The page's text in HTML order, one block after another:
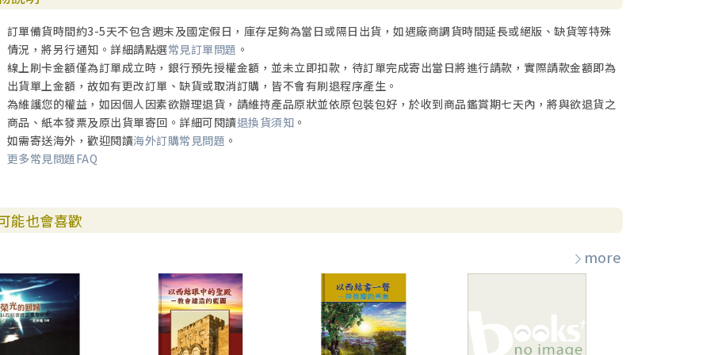
十八章 敬拜的要素（四十六1〜24） 177
拜是信徒聚集在一起，卻不單是一種儀式。人們聚集在一起的原因，是要彰顯神的大能。若神的能力未能彰顯，敬拜就仍
完全。耶和華喜悅的，是我們全心全意的敬拜。
十九章 新的開始：神帶領的社會（四十七13〜四十八35） 187
神的子民因祂的名聚集，他們就能得著「耶和華所在」的榮耀。這榮耀是一種屬靈生命的流露，而非虛假的人為表現。這
至不是一幢新奇的建築物，而只是一群人為著正確的目標一同努力，一同彰顯神的能力。
訂單備貨時間約3-5天不包含週末及國定假日，庫存足夠為當日或隔日出貨，如遇廠商調貨時間延長或絕版、缺貨等特殊
情況，將另行通知。詳細請點選常見訂單問題 。
線上刷卡金額僅為訂單成立時，銀行預先授權金額，並未立即扣款，待訂單完成寄出當日將進行請款，實際請款金額即為
出貨單上金額，故如有更改訂單、缺貨或取消訂購，皆不會有刷退程序產生。
為維護您的權益，如因個人因素欲辦理退貨，請維持產品原狀並依原包裝包好，於收到商品鑑賞期七天內，將與欲退貨之
商品、紙本發票及原出貨單寄回。詳細可閱讀退換貨須知 。
如需寄送海外，歡迎閱讀海外訂購常見問題 。
更多常見問題FAQ
能也會喜歡
more